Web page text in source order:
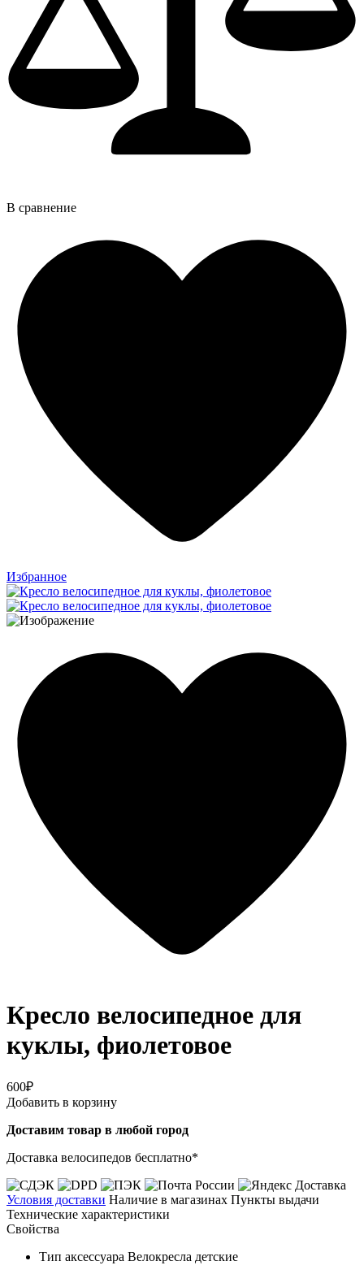
В сравнение
Избранное
Кресло велосипедное для
куклы, фиолетовое
600₽
Добавить в корзину
Доставим товар в любой город
Доставка велосипедов бесплатно*
Условия доставки Наличие в магазинах Пункты выдачи
Технические характеристики
Свойства
Тип аксессуара Велокресла детские